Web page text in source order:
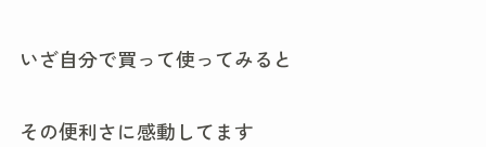
いざ自分で買って使ってみると
その便利さに感動してます